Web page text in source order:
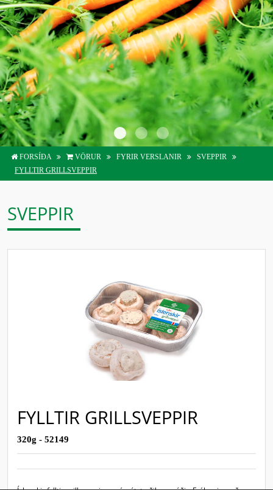
FORSÍÐA
VÖRUR
FYRIR STÓRELDHÚS
FYRIR VERSLANIR
FORSÍÐA VÖRUR FYRIR VERSLANIR
SVEPPIR
FYLLTIR GRILLSVEPPIR
SVEPPIR
FYLLTIR GRILLSVEPPIR
320g - 52149